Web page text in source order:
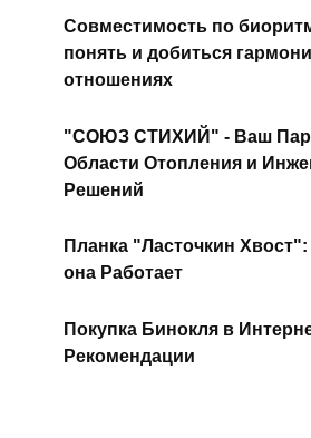
Совместимость по
понять и добиться
отношениях
"СОЮЗ СТИХИЙ" - Ваш
Области Отопления и
Решений
Планка "Ласточкин Хвост":
она Работает
Покупка Бинокля в
Рекомендации